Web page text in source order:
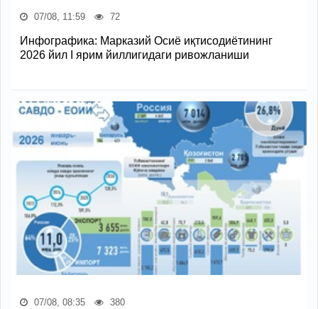
07/08, 11:59 72
Инфографика: Марказий Осиё иқтисодиётининг
2026 йил I ярим йиллигидаги ривожланиши
07/08, 08:35 380